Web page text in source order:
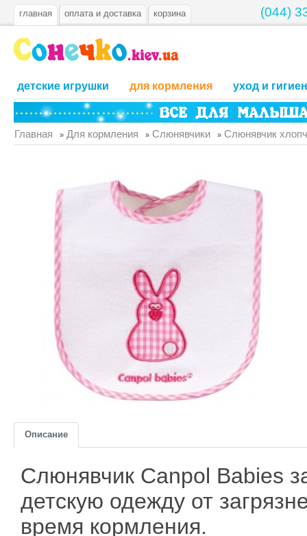
(044)
главная оплата и доставка корзина
детские игрушки для кормления уход и
Главная » Для кормления » Слюнявчики » Слюнявчик
Описание
Слюнявчик Canpol Babies
детскую одежду от
время кормления.